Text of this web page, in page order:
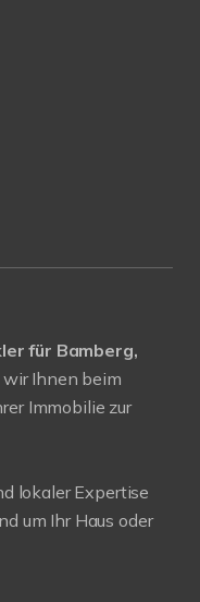
für Bamberg,
Ihnen beim
Immobilie zur
lokaler Expertise
um Ihr Haus oder